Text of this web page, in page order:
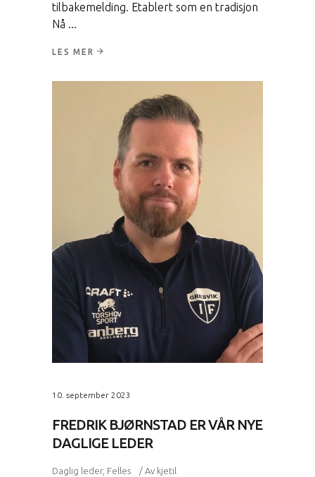
tilbakemelding. Etablert som en tradisjon
Nå
LES MER
10. september 2023
FREDRIK BJØRNSTAD ER VÅR NYE
DAGLIGE LEDER
Daglig leder, Felles Av kjetil